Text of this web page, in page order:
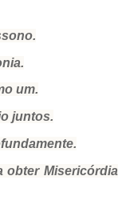
um.
juntos.
obter Misericórdia